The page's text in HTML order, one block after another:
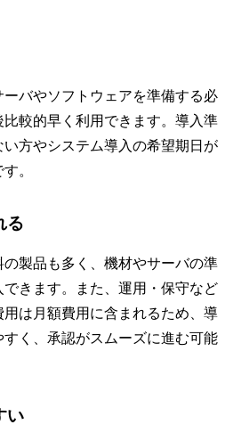
バやソフトウェアを準備する必
較的早く利用できます。導入準
方やシステム導入の希望期日が
。
る
製品も多く、機材やサーバの準
きます。また、運用・保守など
は月額費用に含まれるため、導
く、承認がスムーズに進む可能
い